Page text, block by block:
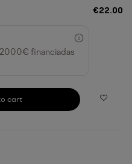
€22.00
2000€ financiadas
cart